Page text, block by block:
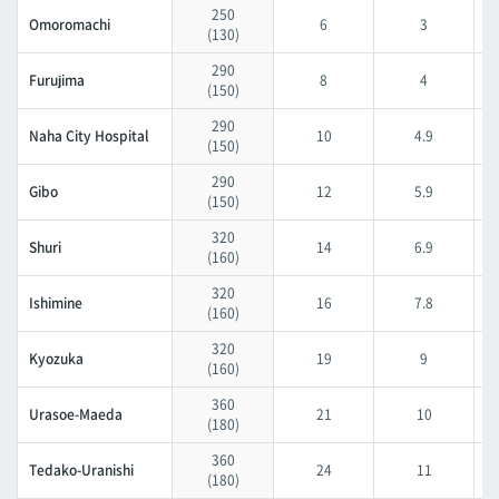
Omoromachi
250
(130)
6 3
Furujima
290
(150)
8 4
Naha City Hospital
290
(150)
10 4.9
Gibo
290
(150)
12 5.9
Shuri
320
(160)
14 6.9
Ishimine
320
(160)
16 7.8
Kyozuka
320
(160)
19 9
Urasoe-Maeda
360
(180)
21 10
Tedako-Uranishi
360
(180)
24 11